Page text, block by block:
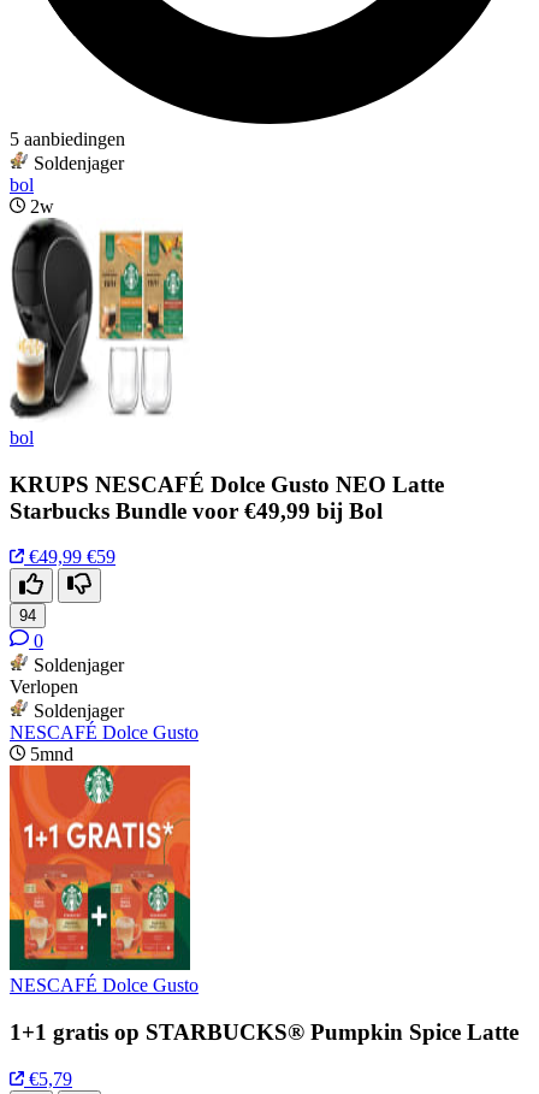
5 aanbiedingen
Soldenjager
bol
2w
bol
KRUPS NESCAFÉ Dolce Gusto NEO Latte
Starbucks Bundle voor €49,99 bij Bol
€49,99 €59
94
0
Soldenjager
Verlopen
Soldenjager
NESCAFÉ Dolce Gusto
5mnd
NESCAFÉ Dolce Gusto
1+1 gratis op STARBUCKS® Pumpkin Spice Latte
€5,79